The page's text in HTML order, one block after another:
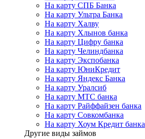
На карту СПБ Банка
На карту Ультра Банка
На карту Халву
На карту Хлынов банка
На карту Цифру банка
На карту Челиндбанка
На карту Экспобанка
На карту ЮниКредит
На карту Яндекс Банка
На карту Уралсиб
На карту МТС банка
На карту Райффайзен банка
На карту Совкомбанка
На карту Хоум Кредит банка
Другие виды займов